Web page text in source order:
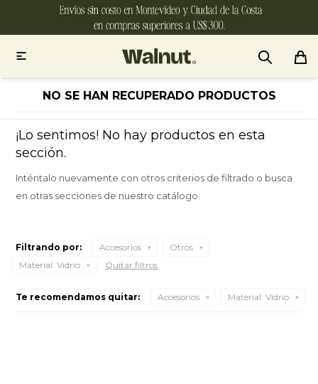

NO SE HAN RECUPERADO PRODUCTOS
¡Lo sentimos! No hay productos en esta
sección.
Inténtalo nuevamente con otros criterios de filtrado o busca
en otras secciones de nuestro catálogo.
Filtrando por: Accesorios
Otros
Material: Vidrio Quitar filtros
Te recomendamos quitar: Accesorios Material: Vidrio